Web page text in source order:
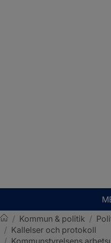
Sotenäs kommun
/ Kommun & politik /
/ Kallelser och protokoll